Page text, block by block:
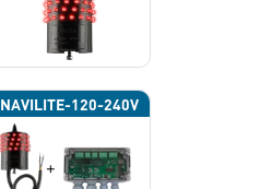
NAVILITE-120-240V